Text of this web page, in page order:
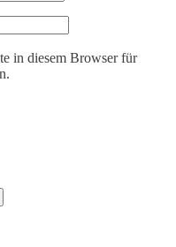
in diesem Browser für